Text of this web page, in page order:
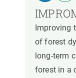
Improving
of forest
long-term
forest in a